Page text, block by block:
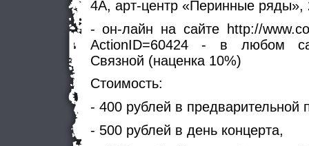
4А, арт-центр «Перинные ряды»,
- он-лайн на сайте http://
ActionID=60424 - в любом
Связной (наценка 10%)
Стоимость:
- 400 рублей в предварительной
- 500 рублей в день концерта,